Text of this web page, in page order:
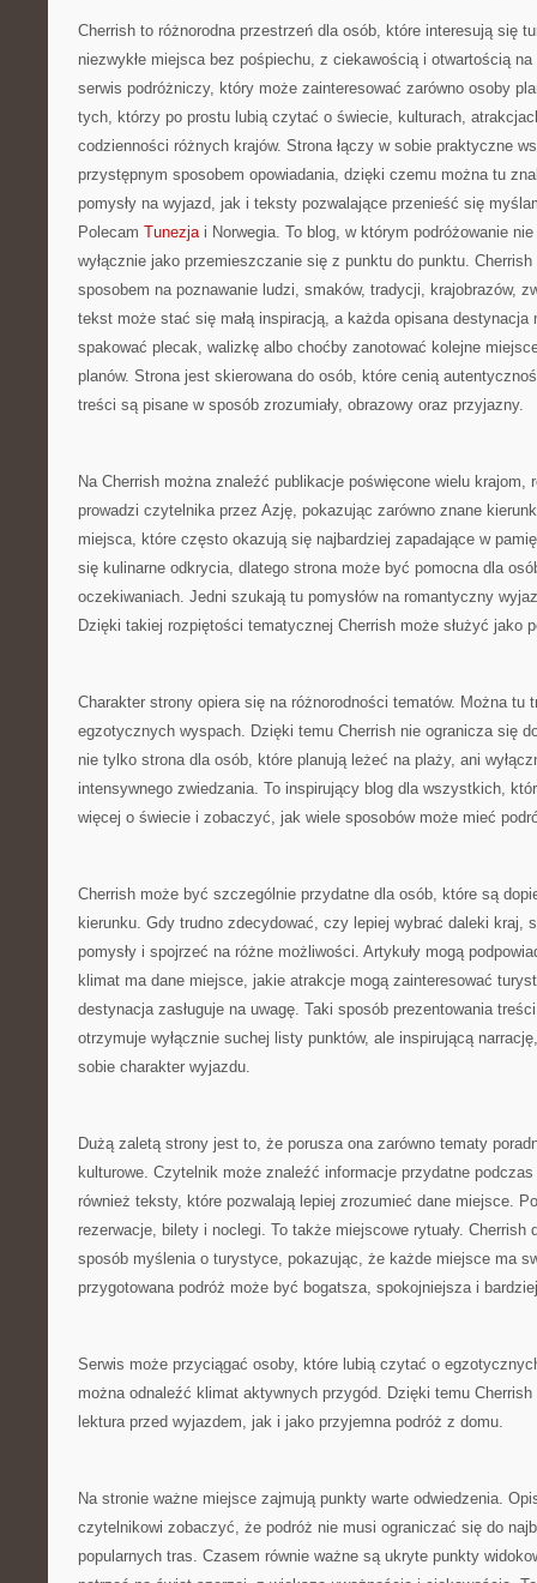
Cherrish to różnorodna przestrzeń dla osób, które interesują się
niezwykłe miejsca bez pośpiechu, z ciekawością i otwartością
serwis podróżniczy, który może zainteresować zarówno osoby
tych, którzy po prostu lubią czytać o świecie, kulturach,
codzienności różnych krajów. Strona łączy w sobie praktyczne
przystępnym sposobem opowiadania, dzięki czemu można tu
pomysły na wyjazd, jak i teksty pozwalające przenieść się
Polecam Tunezjai Norwegia. To blog, w którym podróżowanie
wyłącznie jako przemieszczanie się z punktu do punktu.
sposobem na poznawanie ludzi, smaków, tradycji, krajobrazów,
tekst może stać się małą inspiracją, a każda opisana destynacja
spakować plecak, walizkę albo choćby zanotować kolejne
planów. Strona jest skierowana do osób, które cenią
treści są pisane w sposób zrozumiały, obrazowy oraz przyjazny.
Na Cherrish można znaleźć publikacje poświęcone wielu krajom,
prowadzi czytelnika przez Azję, pokazując zarówno znane
miejsca, które często okazują się najbardziej zapadające w
się kulinarne odkrycia, dlatego strona może być pomocna dla
oczekiwaniach. Jedni szukają tu pomysłów na romantyczny
Dzięki takiej rozpiętości tematycznej Cherrish może służyć jako
Charakter strony opiera się na różnorodności tematów. Można tu
egzotycznych wyspach. Dzięki temu Cherrish nie ogranicza się
nie tylko strona dla osób, które planują leżeć na plaży, ani
intensywnego zwiedzania. To inspirujący blog dla wszystkich,
więcej o świecie i zobaczyć, jak wiele sposobów może mieć
Cherrish może być szczególnie przydatne dla osób, które są
kierunku. Gdy trudno zdecydować, czy lepiej wybrać daleki kraj,
pomysły i spojrzeć na różne możliwości. Artykuły mogą
klimat ma dane miejsce, jakie atrakcje mogą zainteresować
destynacja zasługuje na uwagę. Taki sposób prezentowania
otrzymuje wyłącznie suchej listy punktów, ale inspirującą
sobie charakter wyjazdu.
Dużą zaletą strony jest to, że porusza ona zarówno tematy
kulturowe. Czytelnik może znaleźć informacje przydatne
również teksty, które pozwalają lepiej zrozumieć dane miejsce.
rezerwacje, bilety i noclegi. To także miejscowe rytuały. Cherrish
sposób myślenia o turystyce, pokazując, że każde miejsce ma
przygotowana podróż może być bogatsza, spokojniejsza i
Serwis może przyciągać osoby, które lubią czytać o
można odnaleźć klimat aktywnych przygód. Dzięki temu
lektura przed wyjazdem, jak i jako przyjemna podróż z domu.
Na stronie ważne miejsce zajmują punkty warte odwiedzenia.
czytelnikowi zobaczyć, że podróż nie musi ograniczać się do
popularnych tras. Czasem równie ważne są ukryte punkty